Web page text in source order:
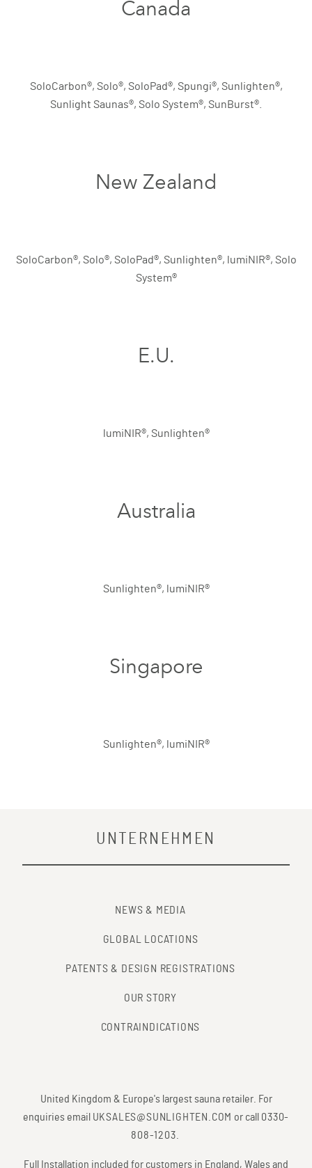
Canada
SoloCarbon®, Solo®, SoloPad®, Spungi®, Sunlighten®,
Sunlight Saunas®, Solo System®, SunBurst®.
New Zealand
SoloCarbon®, Solo®, SoloPad®, Sunlighten®, lumiNIR®, Solo
System®
E.U.
lumiNIR®, Sunlighten®
Australia
Sunlighten®, lumiNIR®
Singapore
Sunlighten®, lumiNIR®
UNTERNEHMEN
NEWS & MEDIA
GLOBAL LOCATIONS
PATENTS & DESIGN REGISTRATIONS
OUR STORY
CONTRAINDICATIONS
United Kingdom & Europe's largest sauna retailer. For
enquiries email UKSALES@SUNLIGHTEN.COM or call 0330-
808-1203
Full Installation included for customers in England, Wales and